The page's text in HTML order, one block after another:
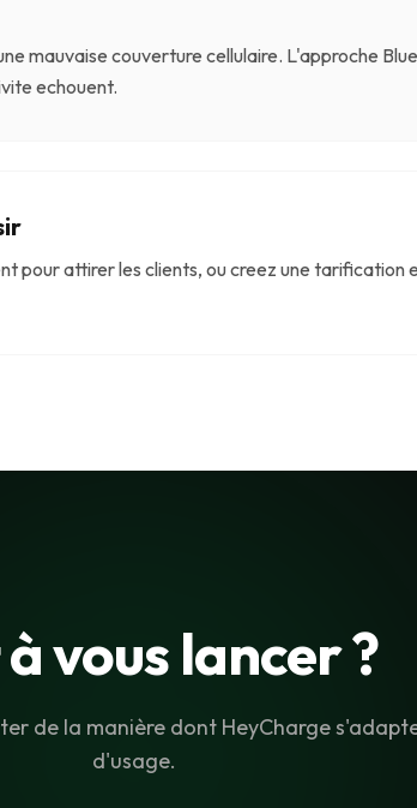
mauvaise couverture cellulaire. L'approche
echouent.
attirer les clients, ou creez une tarification
vous lancer ?
de la manière dont HeyCharge
d'usage.